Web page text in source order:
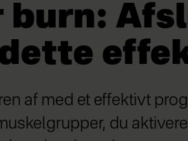
burn:
af med et effektivt
du